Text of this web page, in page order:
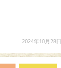
2024年10月28日